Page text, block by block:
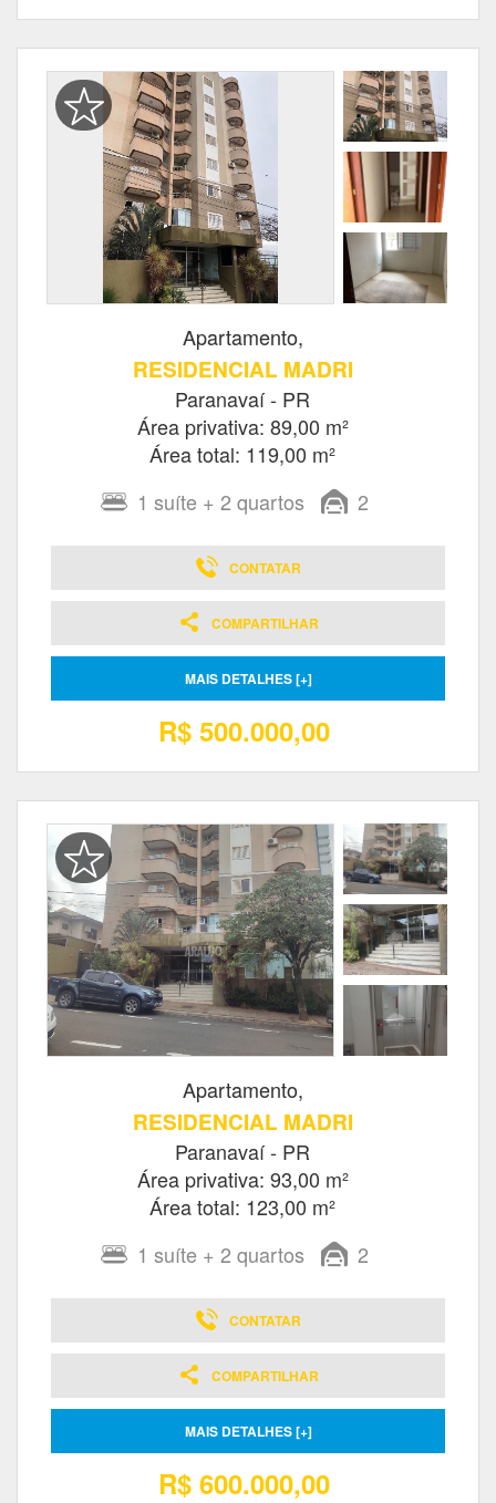
Apartamento,
RESIDENCIAL MADRI
Paranavaí - PR
Área privativa: 89,00 m²
Área total: 119,00 m²
1 suíte + 2 quartos 2
CONTATAR
COMPARTILHAR
MAIS DETALHES [+]
R$ 500.000,00
Apartamento,
RESIDENCIAL MADRI
Paranavaí - PR
Área privativa: 93,00 m²
Área total: 123,00 m²
1 suíte + 2 quartos 2
CONTATAR
COMPARTILHAR
MAIS DETALHES [+]
R$ 600.000,00